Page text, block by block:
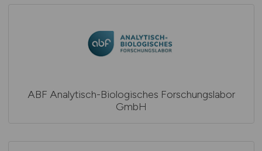
ABF Analytisch-Biologisches Forschungslabor
GmbH